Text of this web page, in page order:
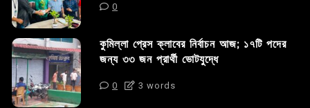
0
কুমিল্লা প্রেস ক্লাবের নির্বাচন আজ; ১৭টি পদের
জন্য ৩৩ জন প্রার্থী ভোটযুদ্ধে
0 3 words